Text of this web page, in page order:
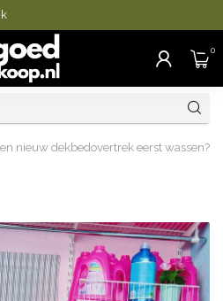
0
nieuw dekbedovertrek eerst wassen?